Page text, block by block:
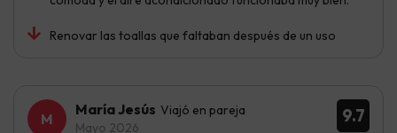
Renovar las toallas que faltaban después de un uso
9.7
María Jesús Viajó en pareja
Mayo 2026